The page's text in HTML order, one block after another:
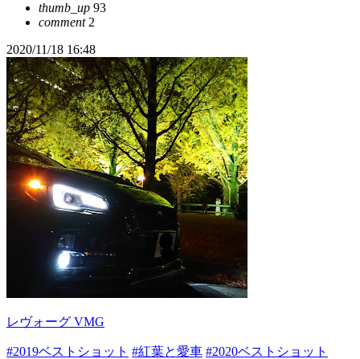
thumb_up 93
comment2
2020/11/18 16:48
レヴォーグ VMG
#2019ベストショット #紅葉と愛車 #2020ベストショット